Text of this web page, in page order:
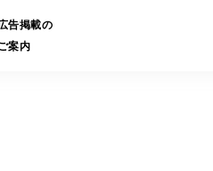
告掲載の
案内